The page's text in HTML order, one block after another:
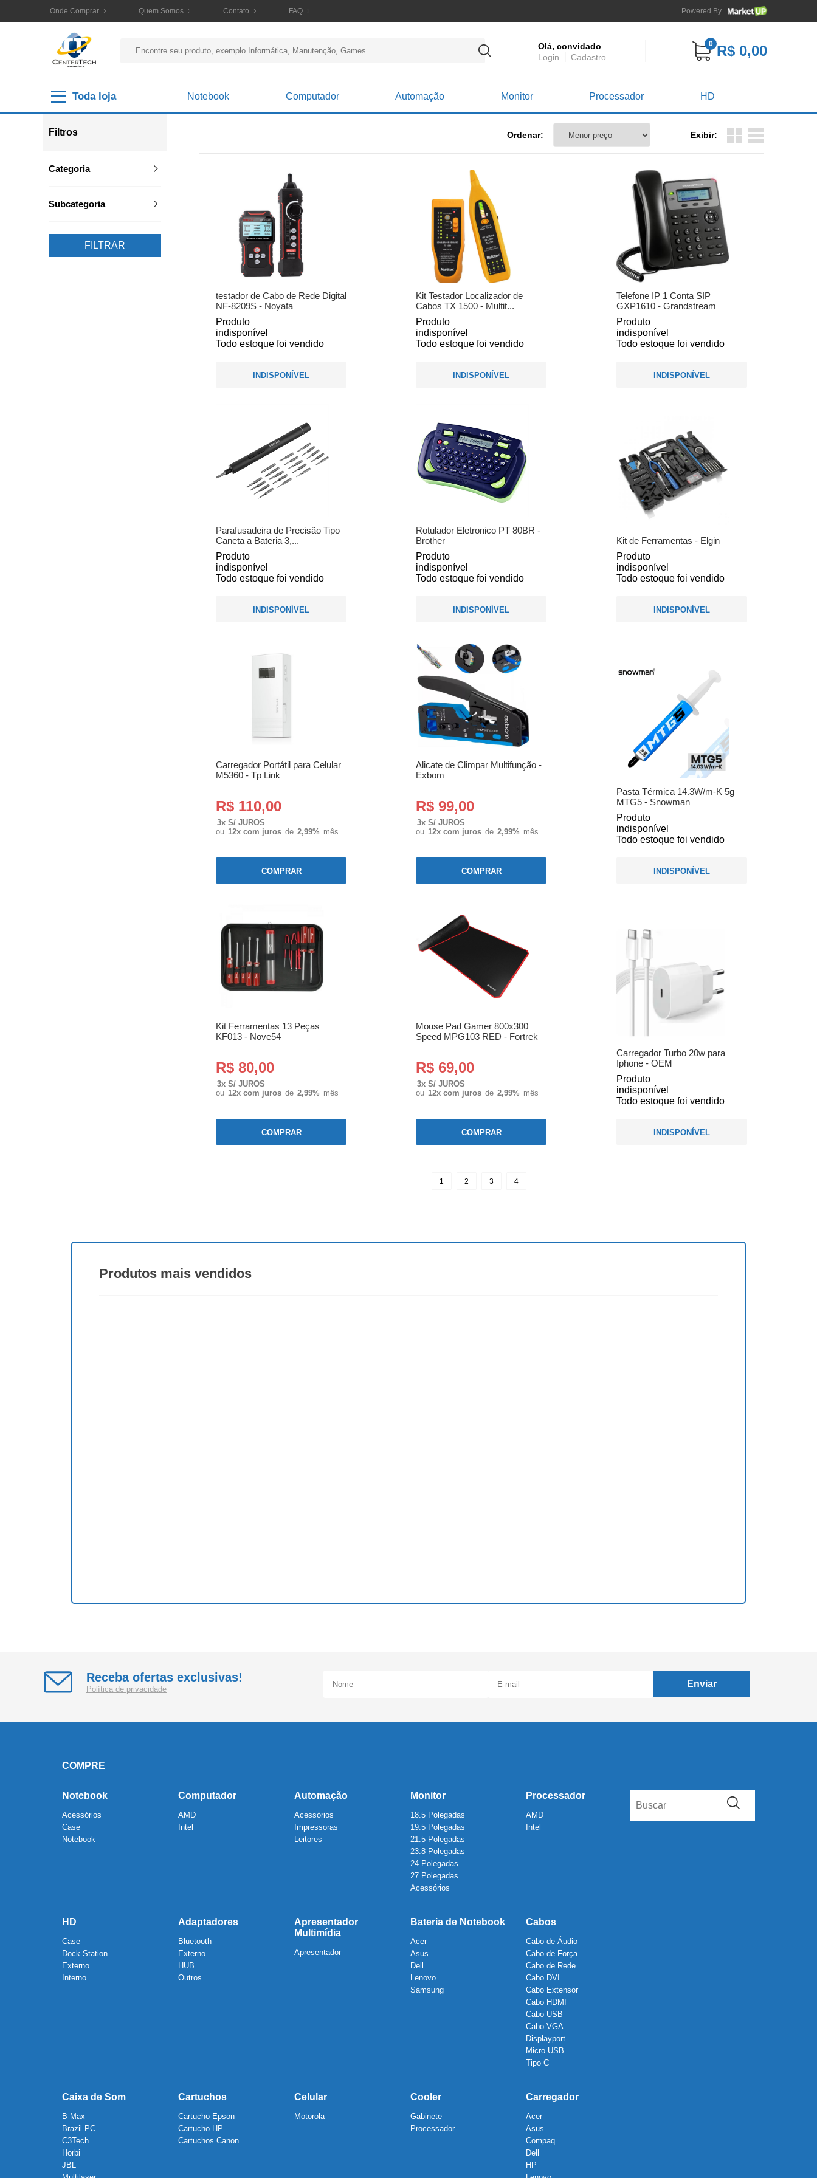
Onde Comprar Quem Somos Contato FAQ Powered By
Olá, convidado
Login
Cadastro
0 R$ 0,00
Toda loja Notebook Computador Automação Monitor Processador HD
Filtros
Categoria
Subcategoria
FILTRAR
Ordenar: Exibir:
testador de Cabo de Rede Digital
NF-8209S - Noyafa
Produto
indisponível
Todo estoque foi vendido
INDISPONÍVEL
Kit Testador Localizador de
Cabos TX 1500 - Multit...
Produto
indisponível
Todo estoque foi vendido
INDISPONÍVEL
Telefone IP 1 Conta SIP
GXP1610 - Grandstream
Produto
indisponível
Todo estoque foi vendido
INDISPONÍVEL
Parafusadeira de Precisão Tipo
Caneta a Bateria 3,...
Produto
indisponível
Todo estoque foi vendido
INDISPONÍVEL
Rotulador Eletronico PT 80BR -
Brother
Produto
indisponível
Todo estoque foi vendido
INDISPONÍVEL
Kit de Ferramentas - Elgin
Produto
indisponível
Todo estoque foi vendido
INDISPONÍVEL
Carregador Portátil para Celular
M5360 - Tp Link
R$ 110,00
3x S/ JUROS
ou 12x com juros de 2,99% mês
COMPRAR
Alicate de Climpar Multifunção -
Exbom
R$ 99,00
3x S/ JUROS
ou 12x com juros de 2,99% mês
COMPRAR
Pasta Térmica 14.3W/m-K 5g
MTG5 - Snowman
Produto
indisponível
Todo estoque foi vendido
INDISPONÍVEL
Kit Ferramentas 13 Peças
KF013 - Nove54
R$ 80,00
3x S/ JUROS
ou 12x com juros de 2,99% mês
COMPRAR
Mouse Pad Gamer 800x300
Speed MPG103 RED - Fortrek
R$ 69,00
3x S/ JUROS
ou 12x com juros de 2,99% mês
COMPRAR
Carregador Turbo 20w para
Iphone - OEM
Produto
indisponível
Todo estoque foi vendido
INDISPONÍVEL
1 2 3 4
Produtos mais vendidos
Receba ofertas exclusivas!
Política de privacidade
Enviar
COMPRE
Notebook
Acessórios
Case
Notebook
Computador
AMD
Intel
Automação
Acessórios
Impressoras
Leitores
Monitor
18.5 Polegadas
19.5 Polegadas
21.5 Polegadas
23.8 Polegadas
24 Polegadas
27 Polegadas
Acessórios
Processador
AMD
Intel
HD
Case
Dock Station
Externo
Interno
Adaptadores
Bluetooth
Externo
HUB
Outros
Apresentador
Multimídia
Apresentador
Bateria de Notebook
Acer
Asus
Dell
Lenovo
Samsung
Cabos
Cabo de Áudio
Cabo de Força
Cabo de Rede
Cabo DVI
Cabo Extensor
Cabo HDMI
Cabo USB
Cabo VGA
Displayport
Micro USB
Tipo C
Caixa de Som
B-Max
Brazil PC
C3Tech
Horbi
JBL
Cartuchos
Cartucho Epson
Cartucho HP
Cartuchos Canon
Celular
Motorola
Cooler
Gabinete
Processador
Carregador
Acer
Asus
Compaq
Dell
HP